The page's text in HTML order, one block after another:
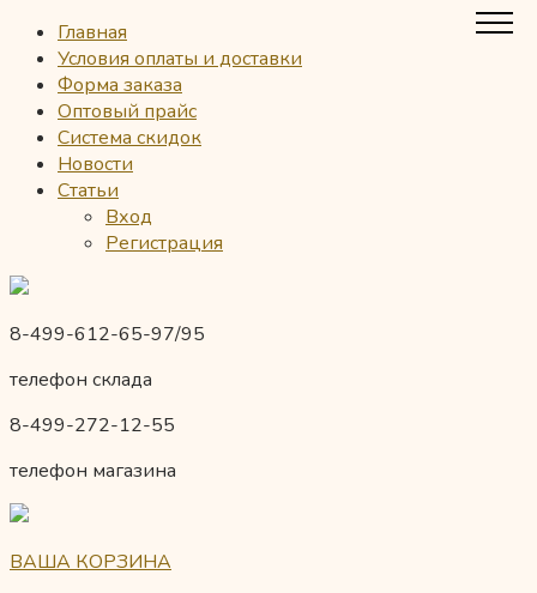
Главная
Условия оплаты и доставки
Форма заказа
Оптовый прайс
Система скидок
Новости
Статьи
Вход
Регистрация
8-499-612-65-97/95
телефон склада
8-499-272-12-55
телефон магазина
ВАША КОРЗИНА